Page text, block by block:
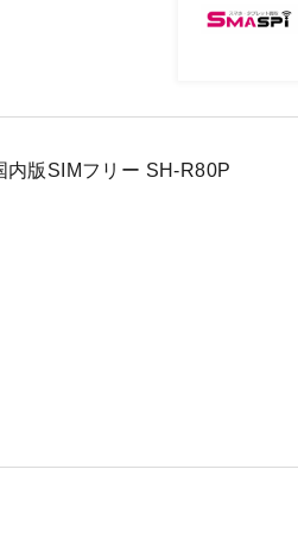
内版SIMフリー SH-R80P